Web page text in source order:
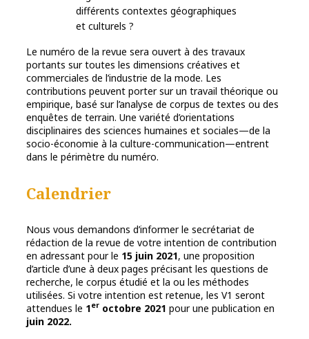
différents contextes géographiques
et culturels ?
Le numéro de la revue sera ouvert à des travaux
portants sur toutes les dimensions créatives et
commerciales de l’industrie de la mode. Les
contributions peuvent porter sur un travail théorique ou
empirique, basé sur l’analyse de corpus de textes ou des
enquêtes de terrain. Une variété d’orientations
disciplinaires des sciences humaines et sociales—de la
socio-économie à la culture-communication—entrent
dans le périmètre du numéro.
Calendrier
Nous vous demandons d’informer le secrétariat de
rédaction de la revue de votre intention de contribution
en adressant pour le 15 juin 2021, une proposition
d’article d’une à deux pages précisant les questions de
recherche, le corpus étudié et la ou les méthodes
utilisées. Si votre intention est retenue, les V1 seront
attendues le 1er octobre 2021 pour une publication en
juin 2022.